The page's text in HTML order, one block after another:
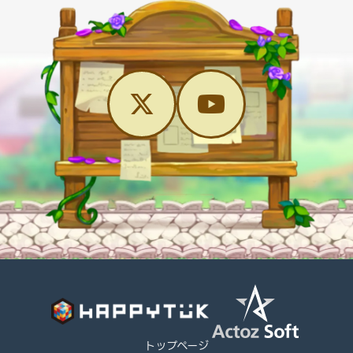
トップページ